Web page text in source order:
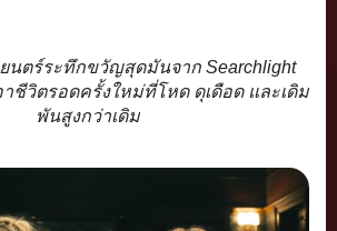
นตร์ระทึกขวัญสุดมันจาก Searchlight
าชีวิตรอดครั้งใหม่ที่โหด ดุเดือด และเดิม
พันสูงกว่าเดิม